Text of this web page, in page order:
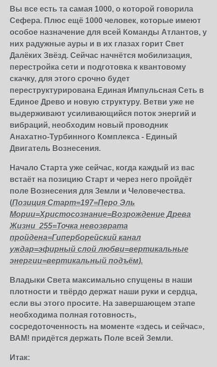
Вы все есть та самая 1000, о которой говорила
Сефера. Плюс ещё 1000 человек, которые имеют
особое назначение для всей Команды Атлантов, у
них радужные ауры и в их глазах горит Свет
Далёких Звёзд. Сейчас начнётся мобилизация,
перестройка сети и подготовка к квантовому
скачку, для этого срочно будет
переструктурирована Единая Импульсная Сеть в
Единое Древо и новую структуру. Ветви уже не
выдерживают усиливающийся поток энергий и
вибраций, необходим новый проводник
Анахатно-Турбинного Комплекса - Единый
Двигатель Вознесения.
Начало Старта уже сейчас, когда каждый из вас
встаёт на позицию Старт и через него пройдёт
поле Вознесения для Земли и Человечества.
(Позиция Старт=197=Перо Эль
Мории=Христосознание=Возрождение Древа
Жизни 255=Точка невозврата
пройдена=Гиперборейский канал
уждар=эфирный слой любви=вертикальные
энергии=вертикальный подъём).
Владыки Света максимально спущены в наши
плотности и твёрдо держат наши руки и сердца,
если вы этого просите. На завершающем этапе
необходима полная готовность,
сосредоточенность на моменте «здесь и сейчас»,
ВАМ! придётся держать Поле всей Земли.
Итак: